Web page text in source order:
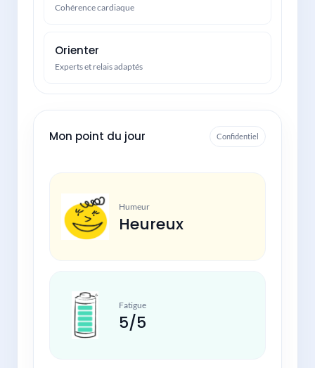
Cohérence cardiaque
Orienter
Experts et relais adaptés
Mon point du jour Confidentiel
Humeur
Heureux
Fatigue
5/5